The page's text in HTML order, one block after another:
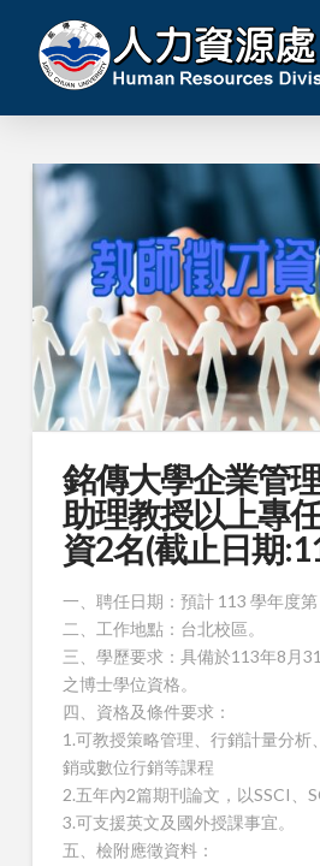
銘傳大學企業管
助理教授以上專
資2名(截止日期
一、聘任日期：預計 113 學年度
二、工作地點：台北校區。
三、學歷要求：具備於113年8月
之博士學位資格。
四、資格及條件要求：
1.可教授策略管理、行銷計量分析
銷或數位行銷等課程
2.五年內2篇期刊論文，以SSCI、
3.可支援英文及國外授課事宜。
五、檢附應徵資料：